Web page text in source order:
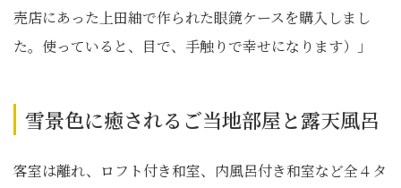
売店にあった上田紬で作られた眼鏡ケースを購入しまし
た。使っていると、目で、手触りで幸せになります）」
雪景色に癒されるご当地部屋と露天風呂
客室は離れ、ロフト付き和室、内風呂付き和室など全４タ